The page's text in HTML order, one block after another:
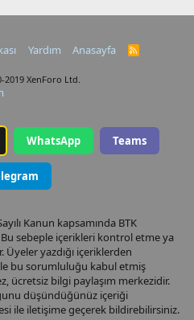
Yardım Anasayfa
R
2019 XenForo Ltd.
WhatsApp Teams
Kanun kapsamında BTK
Bu sebeple içerikleri kontrol etme ya
yazdığı içeriklerden
bu sorumluluğu kabul etmiş
ücretsiz bilgi paylaşım merkezidir.
düşündüğünüz içeriği
ile iletişime geçerek bildirebilirsiniz.